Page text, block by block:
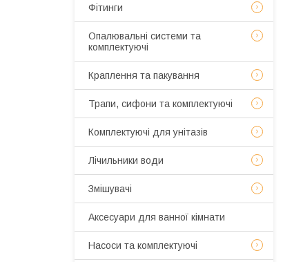
Фітинги
Опалювальні системи та
комплектуючі
Краплення та пакування
Трапи, сифони та комплектуючі
Комплектуючі для унітазів
Лічильники води
Змішувачі
Аксесуари для ванної кімнати
Насоси та комплектуючі